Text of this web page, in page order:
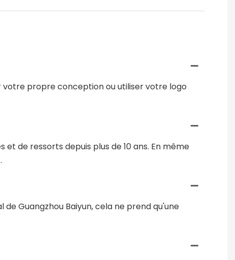
votre propre conception ou utiliser votre logo
de ressorts depuis plus de 10 ans. En même
Guangzhou Baiyun, cela ne prend qu'une